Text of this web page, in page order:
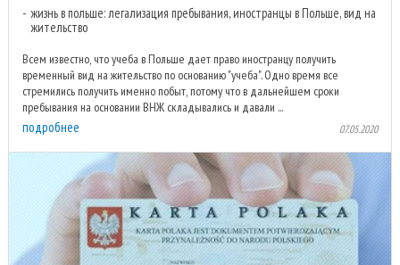
жизнь в польше: легализация пребывания, иностранцы в Польше, вид на
жительство
Всем известно, что учеба в Польше дает право иностранцу получить
временный вид на жительство по основанию "учеба". Одно время все
стремились получить именно побыт, потому что в дальнейшем сроки
пребывания на основании ВНЖ складывались и давали ...
подробнее 07.05.2020